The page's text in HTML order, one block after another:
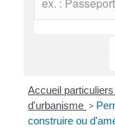
Accueil particuliers
d'urbanisme >
construire ou